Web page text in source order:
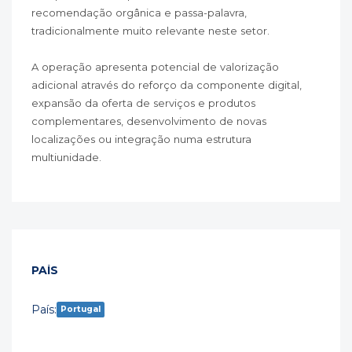
recomendação orgânica e passa-palavra,
tradicionalmente muito relevante neste setor.
A operação apresenta potencial de valorização
adicional através do reforço da componente digital,
expansão da oferta de serviços e produtos
complementares, desenvolvimento de novas
localizações ou integração numa estrutura
multiunidade.
PAÍS
País: Portugal